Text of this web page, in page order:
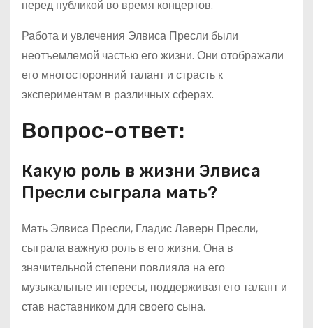
перед публикой во время концертов.
Работа и увлечения Элвиса Пресли были
неотъемлемой частью его жизни. Они отображали
его многосторонний талант и страсть к
экспериментам в различных сферах.
Вопрос-ответ:
Какую роль в жизни Элвиса
Пресли сыграла мать?
Мать Элвиса Пресли, Гладис Лаверн Пресли,
сыграла важную роль в его жизни. Она в
значительной степени повлияла на его
музыкальные интересы, поддерживая его талант и
став наставником для своего сына.